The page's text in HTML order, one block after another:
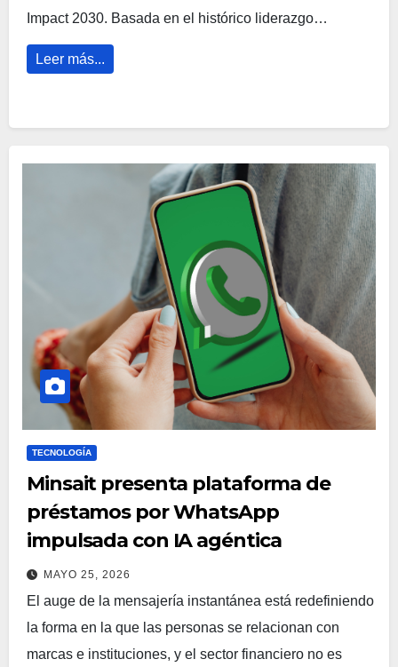
Impact 2030. Basada en el histórico liderazgo…
Leer más...
TECNOLOGÍA
Minsait presenta plataforma de
préstamos por WhatsApp
impulsada con IA agéntica
MAYO 25, 2026
El auge de la mensajería instantánea está redefiniendo
la forma en la que las personas se relacionan con
marcas e instituciones, y el sector financiero no es